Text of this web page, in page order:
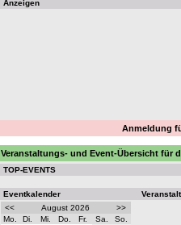
Anzeigen
Anmeldung
Veranstaltungs- und Event-Übersicht für
TOP-EVENTS
Eventkalender
<<
August 2026
>>
Mo.
Di. Mi. Do. Fr. Sa.
So.